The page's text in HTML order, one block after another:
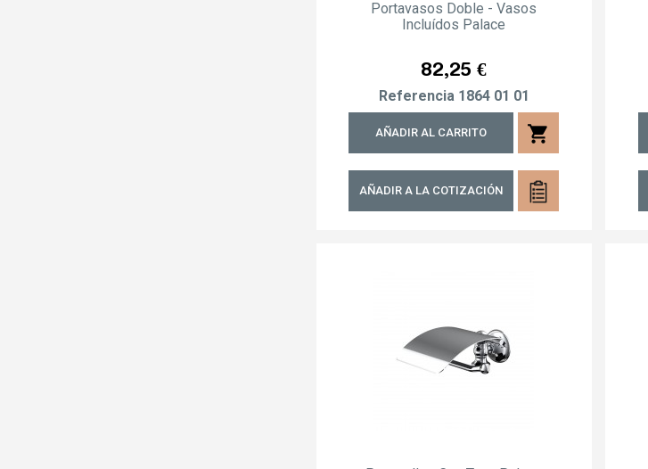
Portavasos Doble - Vasos
Incluídos Palace
Precio
82,25 €
Referencia 1864 01 01
AÑADIR AL CARRITO shopping_cart
AÑADIR A LA COTIZACIÓN